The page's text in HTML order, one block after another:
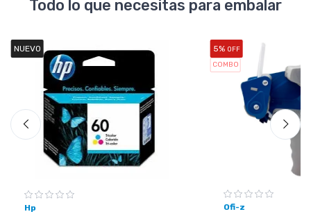
Todo lo que necesitas para embalar
NUEVO
Hp
5% OFF
COMBO
Ofi-z